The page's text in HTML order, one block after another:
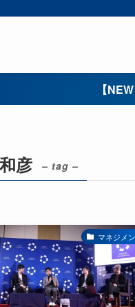
【
彦 – tag –
マネジメ